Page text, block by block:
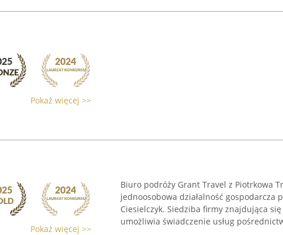
Pokaż więcej >>
Pokaż więcej >>
Biuro podróży Grant Travel z Piotrkowa
jednoosobowa działalność gospodarcza
Ciesielczyk. Siedziba firmy znajdująca
umożliwia świadczenie usług